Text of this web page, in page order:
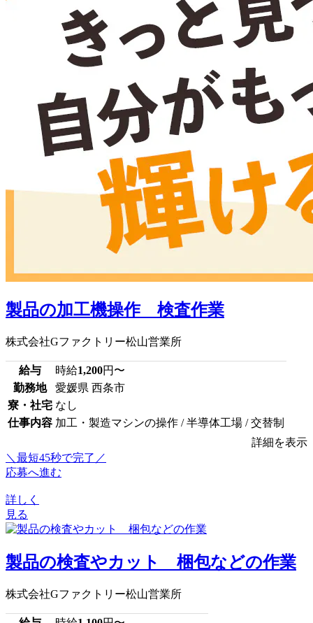
製品の加工機操作 検査作業
株式会社Gファクトリー松山営業所
給与 時給1,200円〜
勤務地
愛媛県 西条市
寮・社宅 なし
仕事内容 加工・製造マシンの操作 / 半導体工場 / 交替制
詳細を表示
＼最短45秒で完了／
応募へ進む
詳しく
見る
製品の検査やカット 梱包などの作業
株式会社Gファクトリー松山営業所